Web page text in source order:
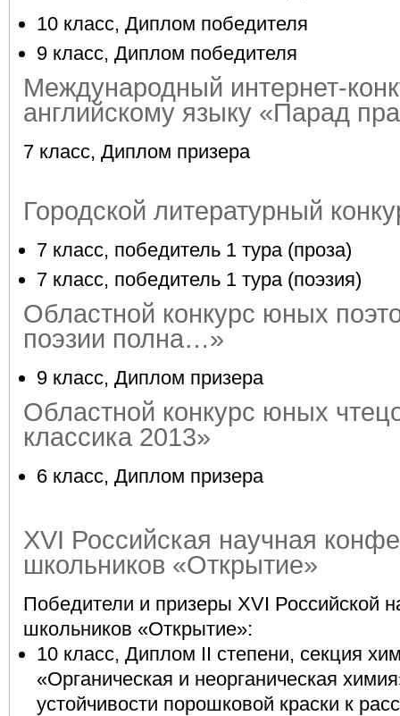
10 класс, Диплом победителя
9 класс, Диплом победителя
Международный интернет-
английскому языку «Парад
7 класс, Диплом призера
Городской литературный
7 класс, победитель 1 тура (проза)
7 класс, победитель 1 тура (поэзия)
Областной конкурс юных
поэзии полна…»
9 класс, Диплом призера
Областной конкурс юных
классика 2013»
6 класс, Диплом призера
XVI Российская научная
школьников «Открытие»
Победители и призеры XVI Российской
школьников «Открытие»:
10 класс, Диплом II степени, секция
«Органическая и неорганическая
устойчивости порошковой краски к